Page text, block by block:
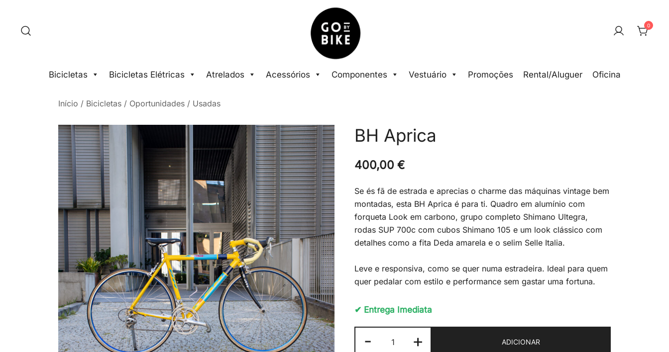
Go By Bike
The Urban Bike Shop
0
Bicicletas Bicicletas Elétricas Atrelados Acessórios Componentes Vestuário Promoções Rental/Aluguer Oficina
Início / Bicicletas / Oportunidades / Usadas
BH Aprica
400,00 €
Se és fã de estrada e aprecias o charme das máquinas vintage bem
montadas, esta BH Aprica é para ti. Quadro em alumínio com
forqueta Look em carbono, grupo completo Shimano Ultegra,
rodas SUP 700c com cubos Shimano 105 e um look clássico com
detalhes como a fita Deda amarela e o selim Selle Italia.
Leve e responsiva, como se quer numa estradeira. Ideal para quem
quer pedalar com estilo e performance sem gastar uma fortuna.
✔ Entrega Imediata
-
de
+ ADICIONAR